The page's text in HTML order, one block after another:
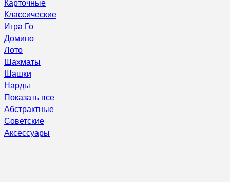
Классические
Игра Го
Домино
Лото
Шахматы
Шашки
Нарды
Показать все
Абстрактные
Советские
Аксессуары